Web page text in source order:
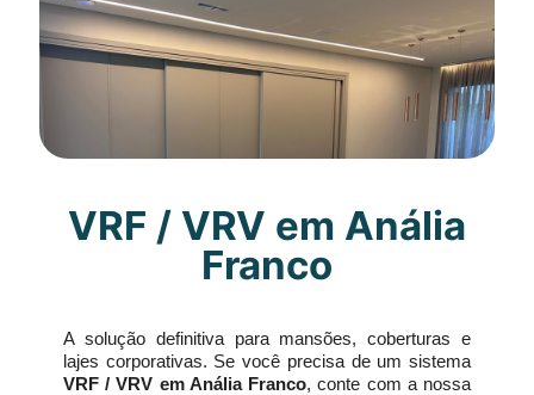
VRF / VRV em Anália
Franco
A solução definitiva para mansões, coberturas e
lajes corporativas. Se você precisa de um sistema
VRF / VRV em Anália Franco, conte com a nossa